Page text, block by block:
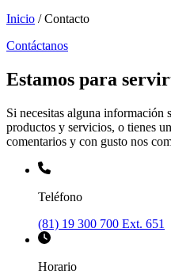
Inicio / Contacto
Contáctanos
Estamos para
Si necesitas alguna información
productos y servicios, o tienes
comentarios y con gusto nos
Teléfono
(81) 19 300 700 Ext. 651
Horario